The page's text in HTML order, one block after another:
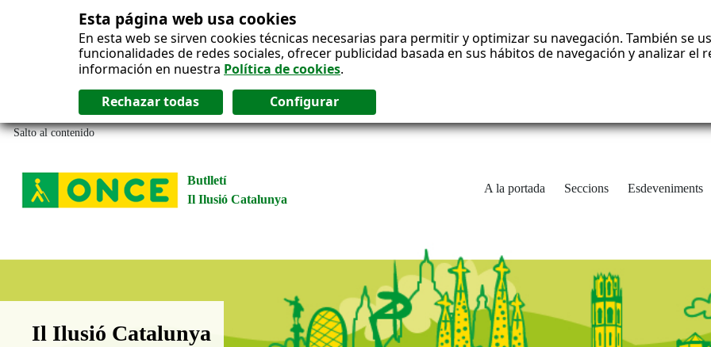
Esta página web usa cookies
En esta web se sirven cookies técnicas necesarias para permitir y optimizar su navegación. También se
funcionalidades de redes sociales, ofrecer publicidad basada en sus hábitos de navegación y analizar
información en nuestra Política de cookies.
Salto al contenido
Butlletí
Il Ilusió Catalunya
A la portada Seccions Esdeveniments
Boletín Il·lusió Catalunya
Il Ilusió Catalunya